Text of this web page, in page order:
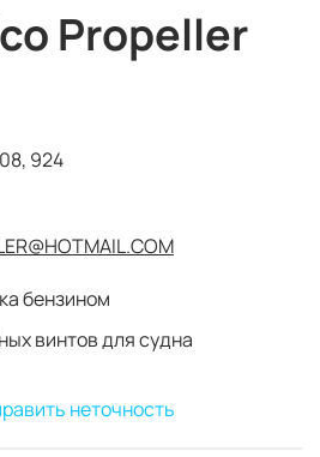
Propeller
924
бензином
винтов для судна
неточность